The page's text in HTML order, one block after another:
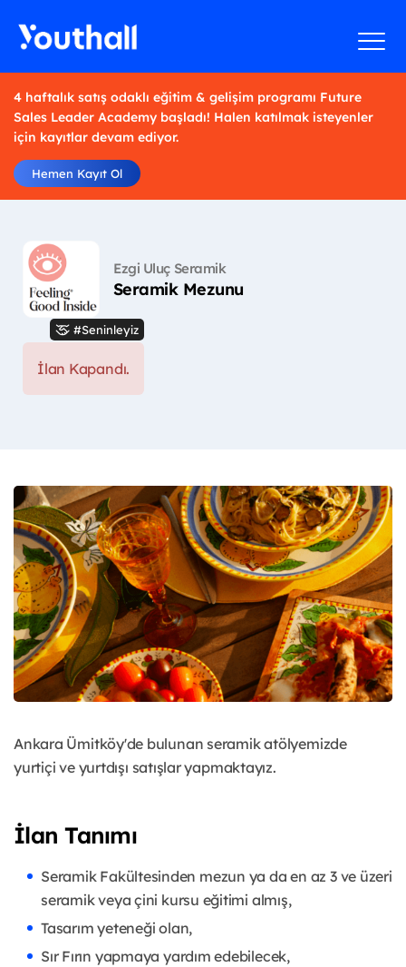
4 haftalık satış odaklı eğitim & gelişim programı Future
Sales Leader Academy başladı! Halen katılmak isteyenler
için kayıtlar devam ediyor.
Hemen Kayıt Ol
Ezgi Uluç Seramik
Seramik Mezunu
#Seninleyiz
İlan Kapandı.
Ankara Ümitköy'de bulunan seramik atölyemizde
yurtiçi ve yurtdışı satışlar yapmaktayız.
İlan Tanımı
Seramik Fakültesinden mezun ya da en az 3 ve üzeri
seramik veya çini kursu eğitimi almış,
Tasarım yeteneği olan,
Sır Fırın yapmaya yardım edebilecek,